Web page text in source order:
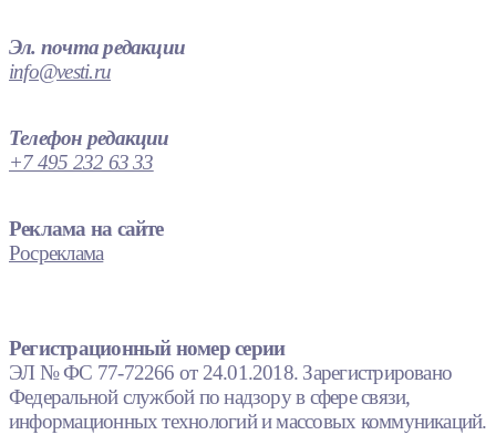
Эл. почта редакции
info@vesti.ru
Телефон редакции
+7 495 232 63 33
Реклама на сайте
Росреклама
Регистрационный номер серии
ЭЛ № ФС 77-72266 от 24.01.2018. Зарегистрировано
Федеральной службой по надзору в сфере связи,
информационных технологий и массовых коммуникаций.